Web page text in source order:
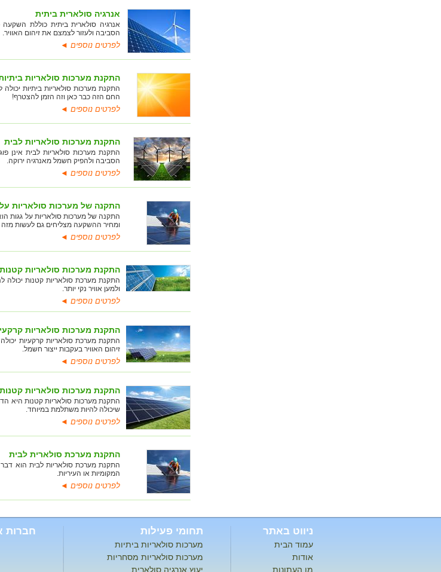
אנרגיה סולארית ביתית
אנרגיה סולארית ביתית כוללת
הסביבה ולעזור לצמצם את זיהום האוויר.
לפרטים נוספים ◄
התקנת מערכות סולאריות
התקנת מערכות סולאריות ביתיות
החם הזה כבר כאן וזה הזמן להצטרף!
לפרטים נוספים ◄
התקנת מערכות סולאריות לבית
התקנת מערכות סולאריות לבית אינן
הסביבה ולהפיק חשמל מאנרגיה ירוקה.
לפרטים נוספים ◄
התקנה של מערכות סולאריות
התקנה של מערכות סולאריות על גגות
ומחיר ההשקעה מצליחים גם לעשות
לפרטים נוספים ◄
התקנת מערכות סולאריות קטנות
התקנת מערכת סולאריות קטנות
ולמען אוויר נקי יותר.
לפרטים נוספים ◄
התקנת מערכות סולאריות
התקנת מערכת סולאריות קרקעיות
זיהום האוויר בעקבות ייצור חשמל.
לפרטים נוספים ◄
התקנת מערכות סולאריות קטנות
התקנת מערכות סולאריות קטנות היא
שיכולה להיות משתלמת במיוחד.
לפרטים נוספים ◄
התקנת מערכת סולארית לבית
התקנת מערכת סולאריות לבית הוא
המקומיות או העיריות.
לפרטים נוספים ◄
ניווט באתר
עמוד הבית
אודות
מן העתונות
תחומי פעילות
מערכות סולאריות ביתיות
מערכות סולאריות מסחריות
יעוץ אנרגיה סולארית
חברות